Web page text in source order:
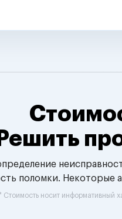
Решить
поломки.
Стоимость носит информативный